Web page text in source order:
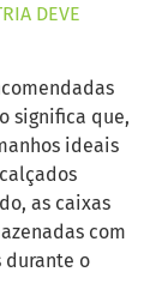
DEVE
significa que,
ideais
as caixas
com
durante o